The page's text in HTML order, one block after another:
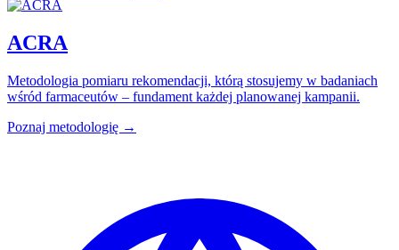
ACRA
Metodologia pomiaru rekomendacji, którą stosujemy w badaniach
wśród farmaceutów – fundament każdej planowanej kampanii.
Poznaj metodologię →